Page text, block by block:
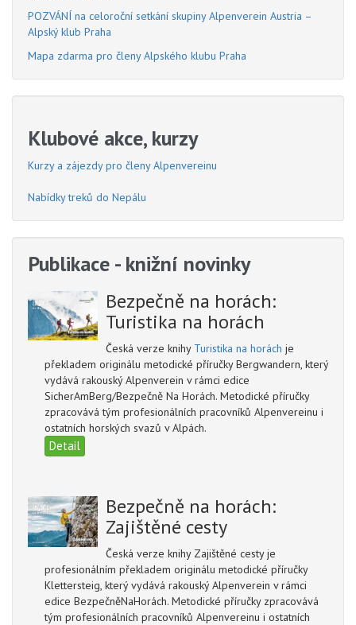
POZVÁNÍ na celoroční setkání skupiny Alpenverein Austria –
Alpský klub Praha
Mapa zdarma pro členy Alpského klubu Praha
Klubové akce, kurzy
Kurzy a zájezdy pro členy Alpenvereinu
Nabídky treků do Nepálu
Publikace - knižní novinky
Bezpečně na horách:
Turistika na horách
Česká verze knihy Turistika na horách je
překladem originálu metodické příručky Bergwandern, který
vydává rakouský Alpenverein v rámci edice
SicherAmBerg/Bezpečně Na Horách. Metodické příručky
zpracovává tým profesionálních pracovníků Alpenvereinu i
ostatních horských svazů v Alpách.
Detail
Bezpečně na horách:
Zajištěné cesty
Česká verze knihy Zajištěné cesty je
profesionálním překladem originálu metodické příručky
Klettersteig, který vydává rakouský Alpenverein v rámci
edice BezpečněNaHorách. Metodické příručky zpracovává
tým profesionálních pracovníků Alpenvereinu i ostatních